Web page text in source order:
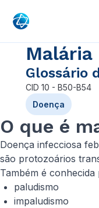
Malária
Glossário
CID 10 - B50-B54
Doença
O que é
Doença infecciosa
são protozoários
Também é conhecida
paludismo
impaludismo